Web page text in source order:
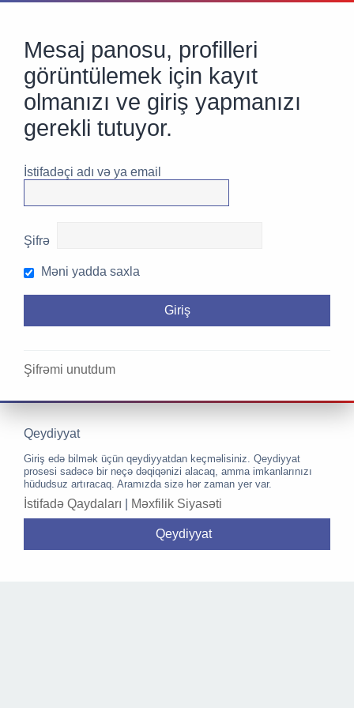
Mesaj panosu, profilleri
görüntülemek için kayıt
olmanızı ve giriş yapmanızı
gerekli tutuyor.
İstifadəçi adı və ya email
Şifrə
Məni yadda saxla
Şifrəmi unutdum
Qeydiyyat
Giriş edə bilmək üçün qeydiyyatdan keçməlisiniz. Qeydiyyat
prosesi sadəcə bir neçə dəqiqənizi alacaq, amma imkanlarınızı
hüdudsuz artıracaq. Aramızda sizə hər zaman yer var.
İstifadə Qaydaları Məxfilik Siyasəti
Qeydiyyat